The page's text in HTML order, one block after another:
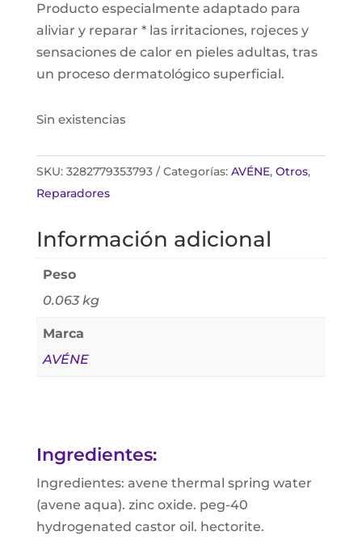
Producto especialmente adaptado para
aliviar y reparar * las irritaciones, rojeces y
sensaciones de calor en pieles adultas, tras
un proceso dermatológico superficial.
Sin existencias
SKU: 3282779353793 Categorías: AVÉNE, Otros,
Reparadores
Información adicional
Peso
0.063 kg
Marca
AVÉNE
Ingredientes:
Ingredientes: avene thermal spring water
(avene aqua). zinc oxide. peg-40
hydrogenated castor oil. hectorite.